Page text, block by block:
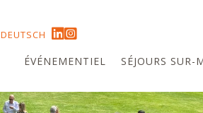
DEUTSCH
ÉVÉNEMENTIEL SÉJOURS SUR-